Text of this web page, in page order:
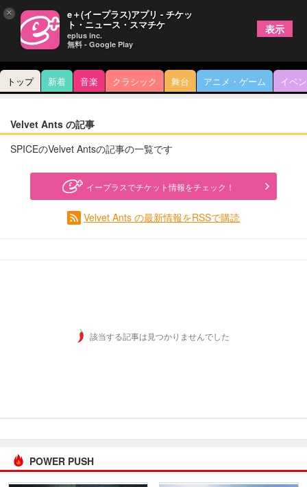
トップ 新着 音楽 クラシック 舞台 アニメ・ゲーム イベ
Velvet Ants の記事
SPICEのVelvet Antsの記事の一覧です
イープラスでチケット情報をチェック！
Velvet Ants の最新情報をRSSで購読
該当する記事は見つかりませんでした
POWER PUSH
× e＋(イープラス)アプリ - チケッ
ト・ニュース・スマチケ
eplus inc.
無料 - Google Play
表示